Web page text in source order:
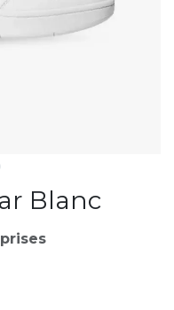
Blanc